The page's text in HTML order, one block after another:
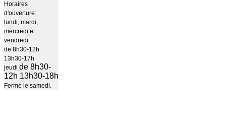
Horaires
d'ouverture:
lundi, mardi,
mercredi et
vendredi
de 8h30-12h
13h30-17h
jeudi de 8h30-
12h 13h30-18h
Fermé le samedi.